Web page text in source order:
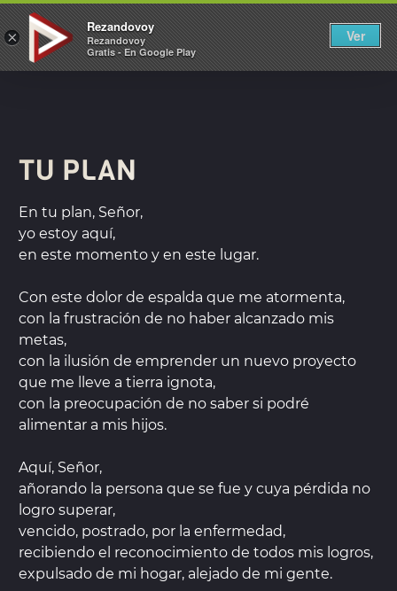
×
Rezandovoy
Rezandovoy
Gratis - En Google Play
Ver
REZANDOVOY
TU PLAN
En tu plan, Señor,
yo estoy aquí,
en este momento y en este lugar.
Con este dolor de espalda que me atormenta,
con la frustración de no haber alcanzado mis
metas,
con la ilusión de emprender un nuevo proyecto
que me lleve a tierra ignota,
con la preocupación de no saber si podré
alimentar a mis hijos.
Aquí, Señor,
añorando la persona que se fue y cuya pérdida no
logro superar,
vencido, postrado, por la enfermedad,
recibiendo el reconocimiento de todos mis logros,
expulsado de mi hogar, alejado de mi gente.